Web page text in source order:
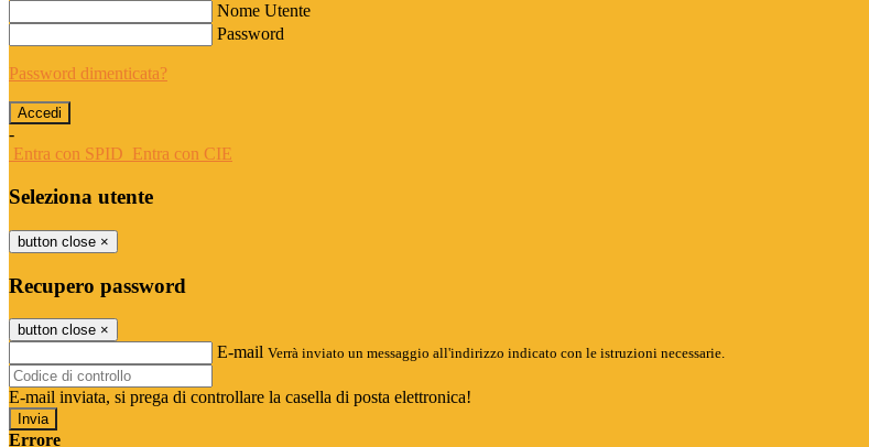
Nome Utente
Password
Password dimenticata?
-
Entra con SPID Entra con CIE
Seleziona utente
button close ×
Recupero password
button close ×
E-mail Verrà inviato un messaggio all'indirizzo indicato con le istruzioni necessarie.
E-mail inviata, si prega di controllare la casella di posta elettronica!
Errore